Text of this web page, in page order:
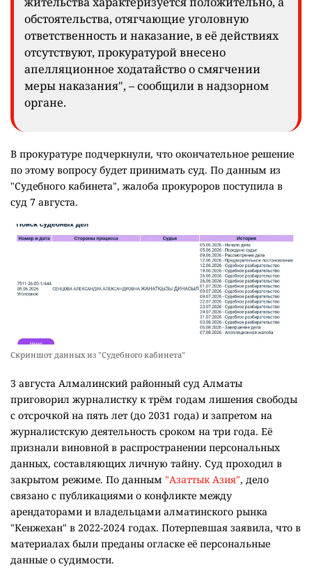
обстоятельства, отягчающие уголовную
ответственность и наказание, в её действиях
отсутствуют, прокуратурой внесено
апелляционное ходатайство о смягчении
меры наказания", – сообщили в надзорном
органе.
В прокуратуре подчеркнули, что окончательное решение
по этому вопросу будет принимать суд. По данным из
"Судебного кабинета", жалоба прокуроров поступила в
суд 7 августа.
Скриншот данных из "Судебного кабинета"
3 августа Алмалинский районный суд Алматы
приговорил журналистку к трём годам лишения свободы
с отсрочкой на пять лет (до 2031 года) и запретом на
журналистскую деятельность сроком на три года. Её
признали виновной в распространении персональных
данных, составляющих личную тайну. Суд проходил в
закрытом режиме. По данным "Азаттык Азия", дело
связано с публикациями о конфликте между
арендаторами и владельцами алматинского рынка
"Кенжехан" в 2022-2024 годах. Потерпевшая заявила, что в
материалах были преданы огласке её персональные
данные о судимости.